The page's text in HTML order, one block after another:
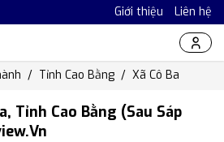
Giới thiệu Liên hệ
Tỉnh Cao Bằng Xã Cô Ba
Tỉnh Cao Bằng (Sau Sáp